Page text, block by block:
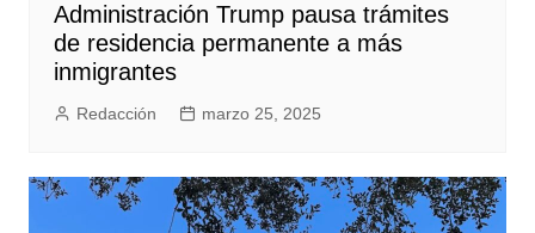
Administración Trump pausa trámites
de residencia permanente a más
inmigrantes
Redacción marzo 25, 2025